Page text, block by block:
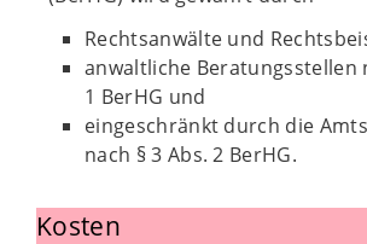
Rechtsanwälte und
anwaltliche Beratungsstellen
1 BerHG und
eingeschränkt durch die
nach § 3 Abs. 2 BerHG.
Kosten